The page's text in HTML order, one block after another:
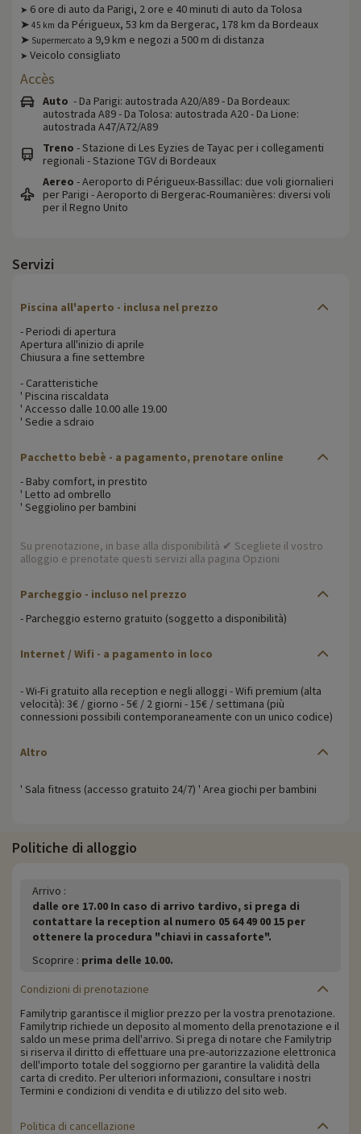
➤ 6 ore di auto da Parigi, 2 ore e 40 minuti di auto da Tolosa
➤ 45 km da Périgueux, 53 km da Bergerac, 178 km da Bordeaux
➤ Supermercato a 9,9 km e negozi a 500 m di distanza
➤ Veicolo consigliato
Accès
Auto - Da Parigi: autostrada A20/A89 - Da Bordeaux:
autostrada A89 - Da Tolosa: autostrada A20 - Da Lione:
autostrada A47/A72/A89
Treno - Stazione di Les Eyzies de Tayac per i collegamenti
regionali - Stazione TGV di Bordeaux
Aereo - Aeroporto di Périgueux-Bassillac: due voli giornalieri
per Parigi - Aeroporto di Bergerac-Roumanières: diversi voli
per il Regno Unito
Servizi
Piscina all'aperto - inclusa nel prezzo
- Periodi di apertura
Apertura all'inizio di aprile
Chiusura a fine settembre
- Caratteristiche
' Piscina riscaldata
' Accesso dalle 10.00 alle 19.00
' Sedie a sdraio
Pacchetto bebè - a pagamento, prenotare online
- Baby comfort, in prestito
' Letto ad ombrello
' Seggiolino per bambini
Su prenotazione, in base alla disponibilità ✔ Scegliete il vostro
alloggio e prenotate questi servizi alla pagina Opzioni
Parcheggio - incluso nel prezzo
- Parcheggio esterno gratuito (soggetto a disponibilità)
Internet / Wifi - a pagamento in loco
- Wi-Fi gratuito alla reception e negli alloggi - Wifi premium (alta
velocità): 3€ / giorno - 5€ / 2 giorni - 15€ / settimana (più
connessioni possibili contemporaneamente con un unico codice)
Altro
' Sala fitness (accesso gratuito 24/7) ' Area giochi per bambini
Politiche di alloggio
Arrivo :
dalle ore 17.00 In caso di arrivo tardivo, si prega di
contattare la reception al numero 05 64 49 00 15 per
ottenere la procedura "chiavi in cassaforte".
Scoprire : prima delle 10.00.
Condizioni di prenotazione
Familytrip garantisce il miglior prezzo per la vostra prenotazione.
Familytrip richiede un deposito al momento della prenotazione e il
saldo un mese prima dell'arrivo. Si prega di notare che Familytrip
si riserva il diritto di effettuare una pre-autorizzazione elettronica
dell'importo totale del soggiorno per garantire la validità della
carta di credito. Per ulteriori informazioni, consultare i nostri
Termini e condizioni di vendita e di utilizzo del sito web.
Politica di cancellazione